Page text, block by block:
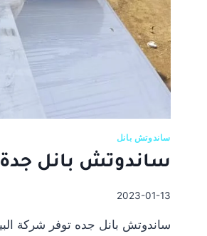
ساندوتش بانل
ساندوتش بانل جدة 2023
2023-01-13